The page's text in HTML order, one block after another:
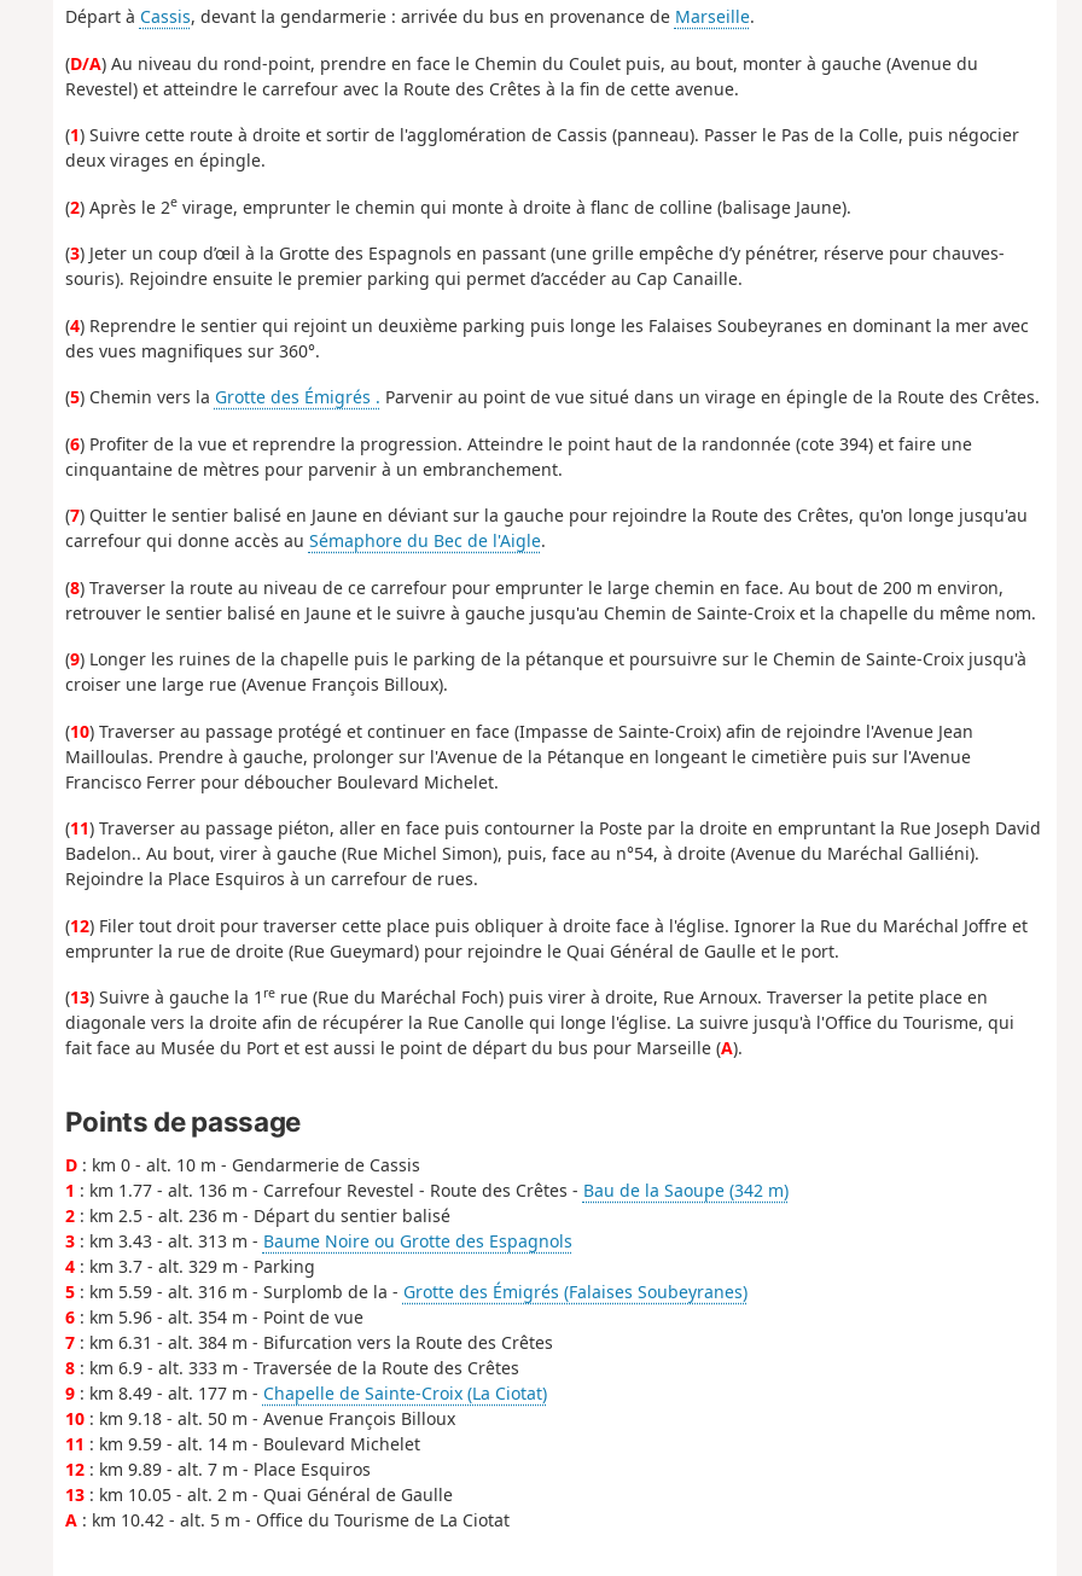
Départ à Cassis, devant la gendarmerie : arrivée du bus en provenance de Marseille.
(D/A) Au niveau du rond-point, prendre en face le Chemin du Coulet puis, au bout, monter à gauche (Avenue du
Revestel) et atteindre le carrefour avec la Route des Crêtes à la fin de cette avenue.
(1) Suivre cette route à droite et sortir de l'agglomération de Cassis (panneau). Passer le Pas de la Colle, puis négocier
deux virages en épingle.
(2) Après le 2evirage, emprunter le chemin qui monte à droite à flanc de colline (balisage Jaune).
(3) Jeter un coup d’œil à la Grotte des Espagnols en passant (une grille empêche d’y pénétrer, réserve pour chauves-
souris). Rejoindre ensuite le premier parking qui permet d’accéder au Cap Canaille.
(4) Reprendre le sentier qui rejoint un deuxième parking puis longe les Falaises Soubeyranes en dominant la mer avec
des vues magnifiques sur 360°.
(5) Chemin vers la Grotte des Émigrés . Parvenir au point de vue situé dans un virage en épingle de la Route des Crêtes.
(6) Profiter de la vue et reprendre la progression. Atteindre le point haut de la randonnée (cote 394) et faire une
cinquantaine de mètres pour parvenir à un embranchement.
(7) Quitter le sentier balisé en Jaune en déviant sur la gauche pour rejoindre la Route des Crêtes, qu'on longe jusqu'au
carrefour qui donne accès au Sémaphore du Bec de l'Aigle.
(8) Traverser la route au niveau de ce carrefour pour emprunter le large chemin en face. Au bout de 200 m environ,
retrouver le sentier balisé en Jaune et le suivre à gauche jusqu'au Chemin de Sainte-Croix et la chapelle du même nom.
(9) Longer les ruines de la chapelle puis le parking de la pétanque et poursuivre sur le Chemin de Sainte-Croix jusqu'à
croiser une large rue (Avenue François Billoux).
(10) Traverser au passage protégé et continuer en face (Impasse de Sainte-Croix) afin de rejoindre l'Avenue Jean
Mailloulas. Prendre à gauche, prolonger sur l'Avenue de la Pétanque en longeant le cimetière puis sur l'Avenue
Francisco Ferrer pour déboucher Boulevard Michelet.
(11) Traverser au passage piéton, aller en face puis contourner la Poste par la droite en empruntant la Rue Joseph David
Badelon.. Au bout, virer à gauche (Rue Michel Simon), puis, face au n°54, à droite (Avenue du Maréchal Galliéni).
Rejoindre la Place Esquiros à un carrefour de rues.
(12) Filer tout droit pour traverser cette place puis obliquer à droite face à l'église. Ignorer la Rue du Maréchal Joffre et
emprunter la rue de droite (Rue Gueymard) pour rejoindre le Quai Général de Gaulle et le port.
(13) Suivre à gauche la 1 rerue (Rue du Maréchal Foch) puis virer à droite, Rue Arnoux. Traverser la petite place en
diagonale vers la droite afin de récupérer la Rue Canolle qui longe l'église. La suivre jusqu'à l'Office du Tourisme, qui
fait face au Musée du Port et est aussi le point de départ du bus pour Marseille (A).
Points de passage
D: km 0 - alt. 10 m - Gendarmerie de Cassis
1 : km 1.77 - alt. 136 m - Carrefour Revestel - Route des Crêtes - Bau de la Saoupe (342 m)
2: km 2.5 - alt. 236 m - Départ du sentier balisé
3: km 3.43 - alt. 313 m - Baume Noire ou Grotte des Espagnols
4: km 3.7 - alt. 329 m - Parking
5: km 5.59 - alt. 316 m - Surplomb de la - Grotte des Émigrés (Falaises Soubeyranes)
6: km 5.96 - alt. 354 m - Point de vue
7: km 6.31 - alt. 384 m - Bifurcation vers la Route des Crêtes
8: km 6.9 - alt. 333 m - Traversée de la Route des Crêtes
9: km 8.49 - alt. 177 m - Chapelle de Sainte-Croix (La Ciotat)
10: km 9.18 - alt. 50 m - Avenue François Billoux
11 : km 9.59 - alt. 14 m - Boulevard Michelet
12: km 9.89 - alt. 7 m - Place Esquiros
13: km 10.05 - alt. 2 m - Quai Général de Gaulle
A: km 10.42 - alt. 5 m - Office du Tourisme de La Ciotat